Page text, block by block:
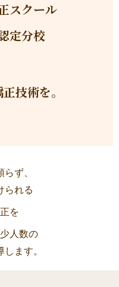
スクール
定分校
技術を。
ず、
られる
を
人数の
ます。